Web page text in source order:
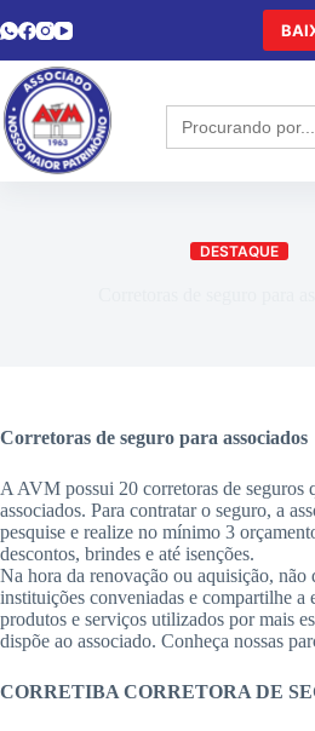
Search
for:
DESTAQUE
Corretoras de seguro para associados
A AVM possui 20 corretoras de seguros
associados. Para contratar o seguro, a
pesquise e realize no mínimo 3
descontos, brindes e até isenções.
Na hora da renovação ou aquisição, não
instituições conveniadas e compartilhe a
produtos e serviços utilizados por mais
dispõe ao associado. Conheça nossas
CORRETIBA CORRETORA DE